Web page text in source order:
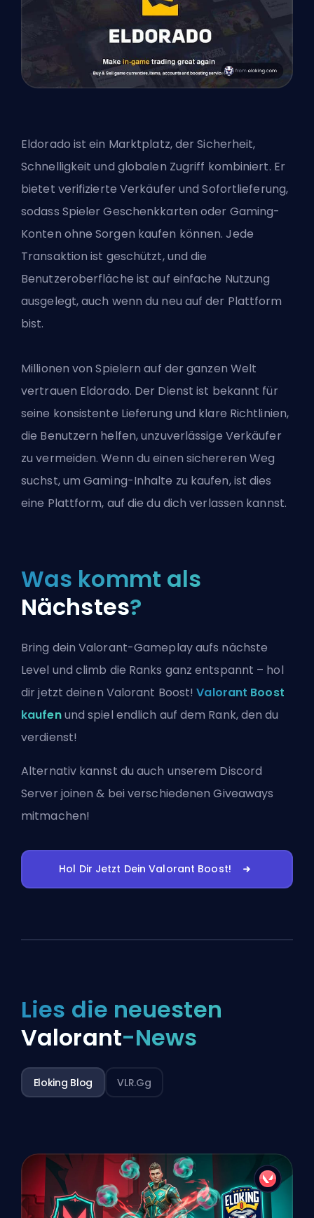
Eldorado ist ein Marktplatz, der Sicherheit,
Schnelligkeit und globalen Zugriff kombiniert. Er
bietet verifizierte Verkäufer und Sofortlieferung,
sodass Spieler Geschenkkarten oder Gaming-
Konten ohne Sorgen kaufen können. Jede
Transaktion ist geschützt, und die
Benutzeroberfläche ist auf einfache Nutzung
ausgelegt, auch wenn du neu auf der Plattform
bist.
Millionen von Spielern auf der ganzen Welt
vertrauen Eldorado. Der Dienst ist bekannt für
seine konsistente Lieferung und klare Richtlinien,
die Benutzern helfen, unzuverlässige Verkäufer
zu vermeiden. Wenn du einen sichereren Weg
suchst, um Gaming-Inhalte zu kaufen, ist dies
eine Plattform, auf die du dich verlassen kannst.
Was kommt als
Nächstes?
Bring dein Valorant-Gameplay aufs nächste
Level und climb die Ranks ganz entspannt – hol
dir jetzt deinen Valorant Boost!Valorant Boost
kaufenund spiel endlich auf dem Rank, den du
verdienst!
Alternativ kannst du auch unserem Discord
Server joinen & bei verschiedenen Giveaways
mitmachen!
Hol Dir Jetzt Dein Valorant Boost!
Lies die neuesten
Valorant-News
Eloking Blog VLR.gg